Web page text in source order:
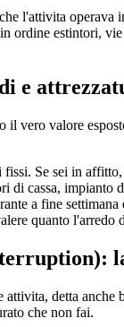
l'attivita
estintori,
e
vero valore
Se sei in
di cassa, impianto
a fine
quanto l'arredo
detta
che non fai.